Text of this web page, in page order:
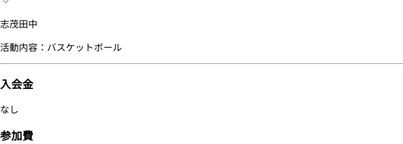
志茂田中
活動内容：バスケットボール
入会金
なし
参加費